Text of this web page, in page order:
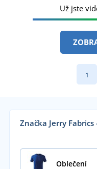
Už jste
1
Značka Jerry
Oblečení